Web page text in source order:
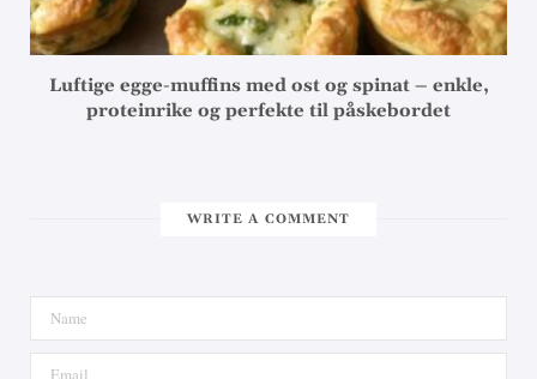
Luftige egge-muffins med ost og spinat – enkle,
proteinrike og perfekte til påskebordet
WRITE A COMMENT